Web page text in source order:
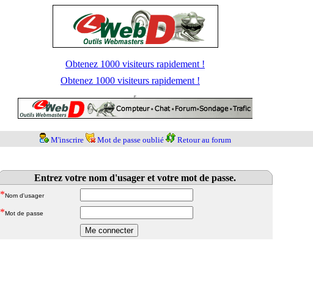
Obtenez 1000 visiteurs rapidement !
Obtenez 1000 visiteurs rapidement !
M'inscrire Mot de passe oublié Retour au forum
Entrez votre nom d'usager et votre mot de passe.
*Nom d'usager
*Mot de passe